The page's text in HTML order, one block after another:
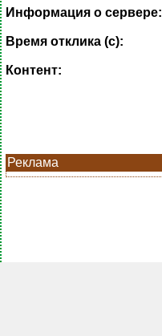
Информация о сервере:
Время отклика (с):
Контент:
Реклама